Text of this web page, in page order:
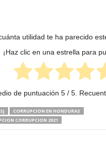
utilidad te ha parecido
¡Haz clic en una estrella para
de puntuación 5 / 5.
CORRUPCION EN HONDURAS
CORRUPCION 2021